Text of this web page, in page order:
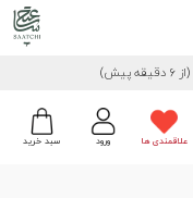
(از 6 دقیقه پیش)
سبد خرید ورود علاقمندی ها